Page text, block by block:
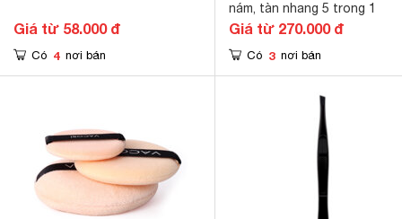
Giá từ 58.000 đ
Có 4 nơi bán
nám, tàn nhang 5 trong 1
Giá từ 270.000 đ
Có 3 nơi bán